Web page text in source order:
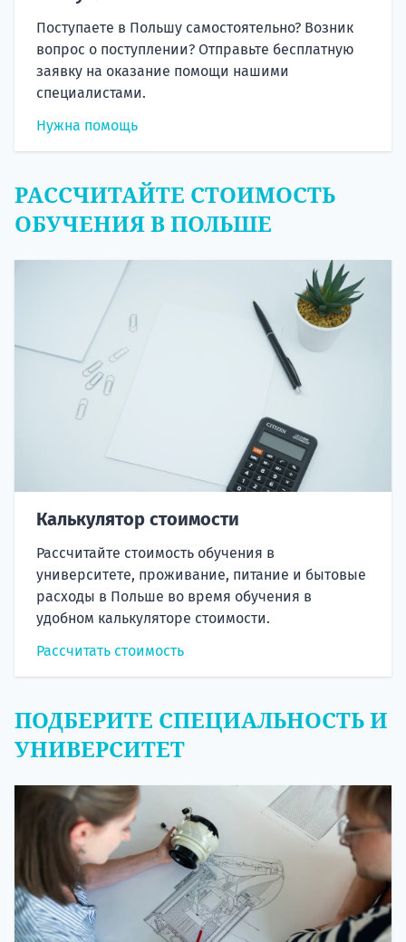
Поступаете в Польшу самостоятельно? Возник
вопрос о поступлении? Отправьте бесплатную
заявку на оказание помощи нашими
специалистами.
Нужна помощь
РАССЧИТАЙТЕ СТОИМОСТЬ
ОБУЧЕНИЯ В ПОЛЬШЕ
Калькулятор стоимости
Рассчитайте стоимость обучения в
университете, проживание, питание и бытовые
расходы в Польше во время обучения в
удобном калькуляторе стоимости.
Рассчитать стоимость
ПОДБЕРИТЕ СПЕЦИАЛЬНОСТЬ И
УНИВЕРСИТЕТ